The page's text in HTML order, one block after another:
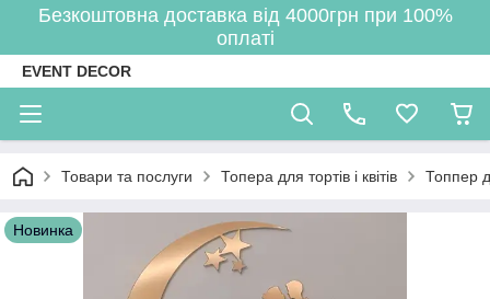
Безкоштовна доставка від 4000грн при 100%
оплаті
EVENT DECOR
Товари та послуги Топера для тортів і квітів Топпер
Новинка